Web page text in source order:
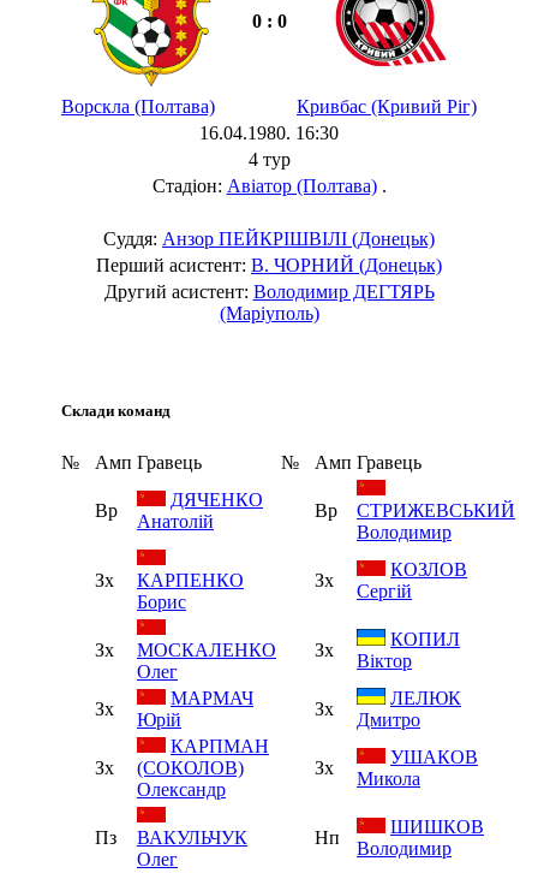
0 : 0
Ворскла (Полтава)
Кривбас (Кривий Ріг)
16.04.1980. 16:30
4 тур
Стадіон: Авіатор (Полтава).
Суддя: Анзор ПЕЙКРІШВІЛІ (Донецьк)
Перший асистент: В. ЧОРНИЙ (Донецьк)
Другий асистент: Володимир ДЕГТЯРЬ
(Маріуполь)
Склади команд
№ Амп Гравець № Амп Гравець
Вр
ДЯЧЕНКО
Анатолій
Вр
СТРИЖЕВСЬКИЙ
Володимир
Зх
КАРПЕНКО
Борис
Зх
КОЗЛОВ
Сергій
Зх
МОСКАЛЕНКО
Олег
Зх
КОПИЛ
Віктор
Зх
МАРМАЧ
Юрій
Зх
ЛЕЛЮК
Дмитро
Зх
КАРПМАН
(СОКОЛОВ)
Олександр
Зх
УШАКОВ
Микола
Пз
ВАКУЛЬЧУК
Олег
Нп
ШИШКОВ
Володимир